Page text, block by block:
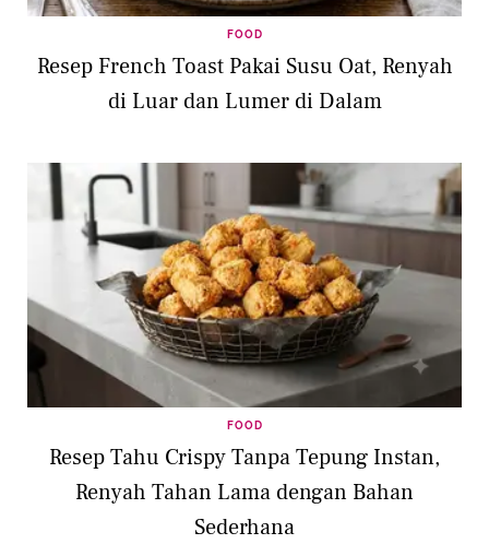
FOOD
Resep French Toast Pakai Susu Oat, Renyah
di Luar dan Lumer di Dalam
FOOD
Resep Tahu Crispy Tanpa Tepung Instan,
Renyah Tahan Lama dengan Bahan
Sederhana